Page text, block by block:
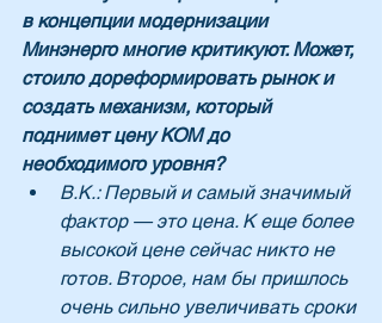
в концепции модернизации
Минэнерго многие критикуют. Может,
стоило дореформировать рынок и
создать механизм, который
поднимет цену КОМ до
необходимого уровня?
В.К.: Первый и самый значимый
фактор — это цена. К еще более
высокой цене сейчас никто не
готов. Второе, нам бы пришлось
очень сильно увеличивать сроки